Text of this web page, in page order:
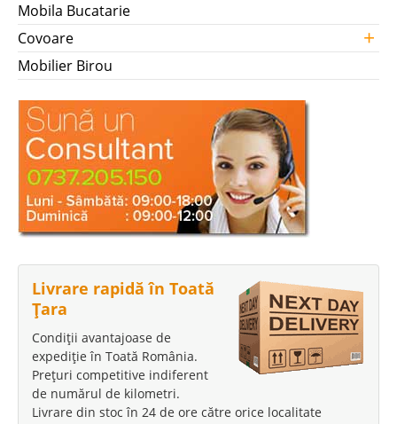
Mobila Bucatarie
Covoare
+
Mobilier Birou
Livrare rapidă în Toată
Țara
Condiții avantajoase de
expediție în Toată România.
Prețuri competitive indiferent
de numărul de kilometri.
Livrare din stoc în 24 de ore către orice localitate